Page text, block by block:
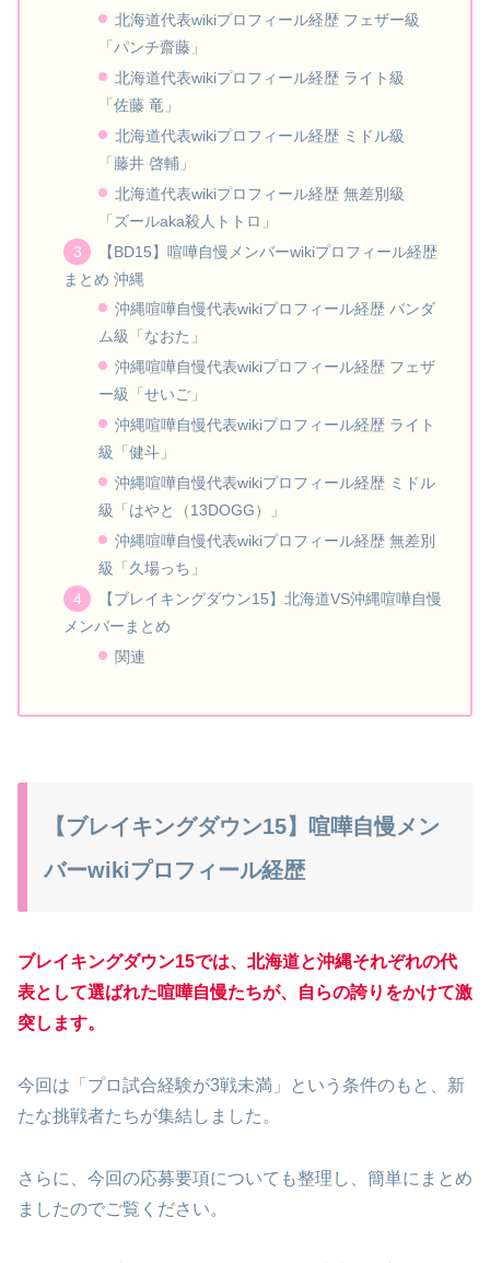
北海道代表wikiプロフィール経歴 フェザー級
「パンチ齋藤」
北海道代表wikiプロフィール経歴 ライト級
「佐藤 竜」
北海道代表wikiプロフィール経歴 ミドル級
「藤井 啓輔」
北海道代表wikiプロフィール経歴 無差別級
「ズールaka殺人トトロ」
【BD15】喧嘩自慢メンバーwikiプロフィール経歴
まとめ 沖縄
沖縄喧嘩自慢代表wikiプロフィール経歴 バンダ
ム級「なおた」
沖縄喧嘩自慢代表wikiプロフィール経歴 フェザ
ー級「せいご」
沖縄喧嘩自慢代表wikiプロフィール経歴 ライト
級「健斗」
沖縄喧嘩自慢代表wikiプロフィール経歴 ミドル
級「はやと（13DOGG）」
沖縄喧嘩自慢代表wikiプロフィール経歴 無差別
級「久場っち」
【ブレイキングダウン15】北海道VS沖縄喧嘩自慢
メンバーまとめ
関連
【ブレイキングダウン15】喧嘩自慢メン
バーwikiプロフィール経歴
ブレイキングダウン15では、北海道と沖縄それぞれの代
表として選ばれた喧嘩自慢たちが、自らの誇りをかけて激
突します。
今回は「プロ試合経験が3戦未満」という条件のもと、新
たな挑戦者たちが集結しました。
さらに、今回の応募要項についても整理し、簡単にまとめ
ましたのでご覧ください。